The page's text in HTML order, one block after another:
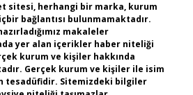
sitesi, herhangi bir marka, kurum
bağlantısı bulunmamaktadır.
makaleler
yer alan içerikler haber niteliği
kurum ve kişiler hakkında
Gerçek kurum ve kişiler ile isim
tesadüfidir. Sitemizdeki bilgiler